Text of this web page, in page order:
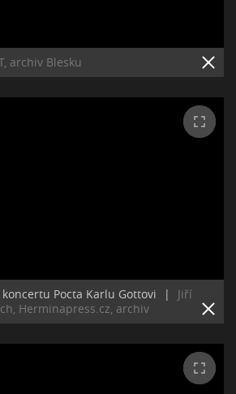
archiv Blesku
Pocta Karlu Gottovi |
Jiří
Herminapress.cz, archiv